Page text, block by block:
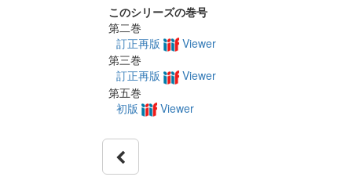
このシリーズの巻号
第二巻
訂正再版
Viewer
第三巻
訂正再版
Viewer
第五巻
初版
Viewer